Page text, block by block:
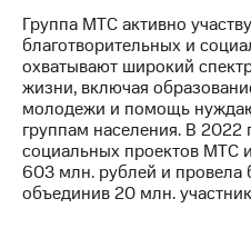
Описание
Программа
приобретения
Порядок
выкупа
акций
Дивиденды
Рынок
облигаций
Группа МТС активно
благотворительных и
охватывают широкий
жизни, включая
молодежи и помощь
группам населения. В 2022
социальных проектов МТС
603 млн. рублей и
объединив 20 млн.